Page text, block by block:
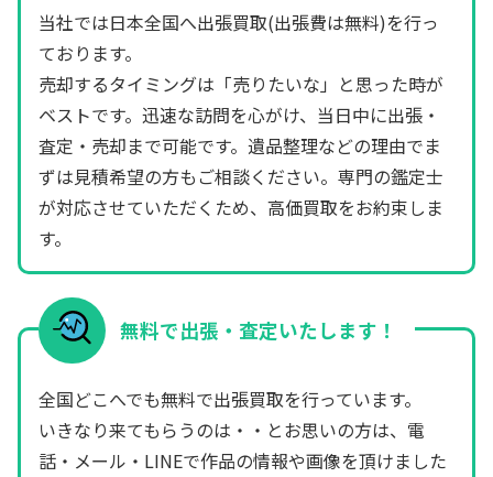
当社では日本全国へ出張買取(出張費は無料)を行っ
ております。
売却するタイミングは「売りたいな」と思った時が
ベストです。迅速な訪問を心がけ、当日中に出張・
査定・売却まで可能です。遺品整理などの理由でま
ずは見積希望の方もご相談ください。専門の鑑定士
が対応させていただくため、高価買取をお約束しま
す。
無料で出張・査定いたします！
全国どこへでも無料で出張買取を行っています。
いきなり来てもらうのは・・とお思いの方は、電
話・メール・LINEで作品の情報や画像を頂けました